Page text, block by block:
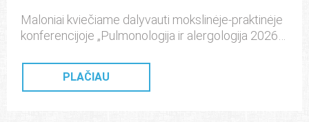
Maloniai kviečiame dalyvauti mokslinėje-praktinėje
konferencijoje „Pulmonologija ir alergologija 2026“,
viešbučio“Radisson Hotel Kaunas” konferencijų
centre, K. Donelaičio g. 27, Kaunas. Konferencija
PLAČIAU